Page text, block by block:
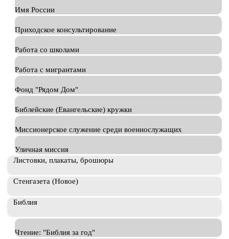
Имя России
Приходское консультирование
Работа со школами
Работа с мигрантами
Фонд "Рядом Дом"
Библейские (Евангельские) кружки
Миссионерское служение среди военнослужащих
Уличная миссия
Листовки, плакаты, брошюры
Стенгазета (Новое)
Библия
Чтение: "Библия за год"